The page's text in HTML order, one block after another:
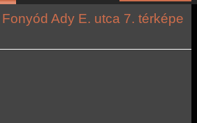
Ady E. utca 7. térképe